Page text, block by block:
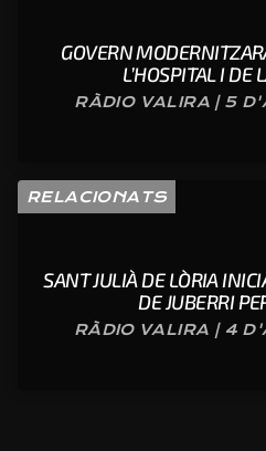
GOVERN
L’HOSPITAL I DE
RÀDIO VALIRA | 5
RELACIONATS
SANT JULIÀ DE LÒRIA
DE JUBERRI
RÀDIO VALIRA | 4